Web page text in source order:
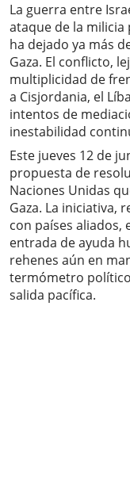
La guerra entre
ataque de la milicia
ha dejado ya más
Gaza. El conflicto,
multiplicidad de
a Cisjordania, el
intentos de
inestabilidad
Este jueves 12 de
propuesta de
Naciones Unidas
Gaza. La iniciativa,
con países aliados,
entrada de ayuda
rehenes aún en
termómetro
salida pacífica.